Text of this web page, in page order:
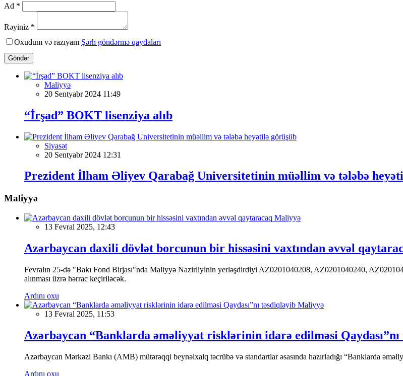
Ad *
Rəyiniz *
Oxudum və razıyam Şərh göndərmə qaydaları
Göndər
Maliyyə
20 Sentyabr 2024 11:49
“İrşad” BOKT lisenziya alıb
Siyasət
20 Sentyabr 2024 12:31
Prezident İlham Əliyev Qarabağ Universitetinin müəllim və tələbə
Maliyyə
Maliyyə
13 Fevral 2025, 12:43
Azərbaycan daxili dövlət borcunun bir hissəsini vaxtından əvvəl
Fevralın 25-də "Bakı Fond Birjası"nda Maliyyə Nazirliyinin yerləşdirdiyi AZ0201040208, AZ0201040240,
alınması üzrə hərrac keçiriləcək.
Ardını oxu
Maliyyə
13 Fevral 2025, 11:53
Azərbaycan “Banklarda əməliyyat risklərinin idarə edilməsi
Azərbaycan Mərkəzi Bankı (AMB) mütərəqqi beynəlxalq təcrübə və standartlar əsasında hazırladığı “Banklarda
Ardını oxu